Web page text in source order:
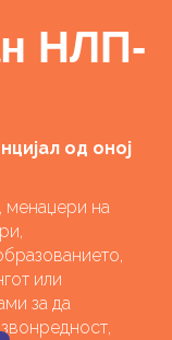
НЛП-
од оној
менаџери на
или
за да